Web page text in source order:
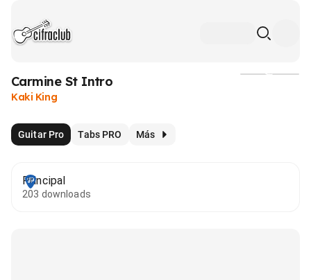
Carmine St Intro
Kaki King
Guitar Pro Tabs PRO Más
Principal
203 downloads